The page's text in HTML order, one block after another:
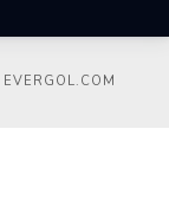
EVERGOL.COM